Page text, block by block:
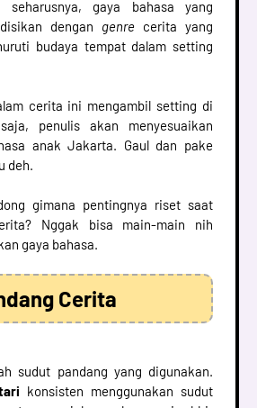
seharusnya, gaya bahasa yang
dengan genre cerita yang
budaya tempat dalam setting
cerita ini mengambil setting di
penulis akan menyesuaikan
anak Jakarta. Gaul dan pake
deh.
gimana pentingnya riset saat
Nggak bisa main-main nih
gaya bahasa.
Cerita
sudut pandang yang digunakan.
konsisten menggunakan sudut